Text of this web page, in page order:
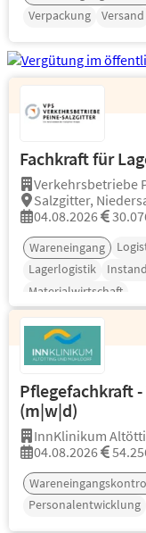
Verpackung
Versand
Fachkraft für
Verkehrsbetriebe
Salzgitter,
04.08.2026
Wareneingang
Lagerlogistik
Materialwirtschaft
Pflegefachkraft -
(m|w|d)
InnKlinikum
04.08.2026
Personalentwicklung